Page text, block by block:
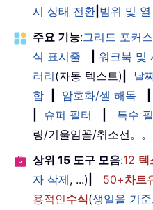
시 상태 전환 범위 및
주요 기능:그리드 포커스
식 표시줄
워크북 및
러리(자동 텍스트) 날
합
암호화/셀 해독
슈퍼 필터 특수
링/기울임꼴/취소선。。
상위 15 도구 모음:12 텍
자 삭제, ...) 50+차트
용적인수식(생일을 기